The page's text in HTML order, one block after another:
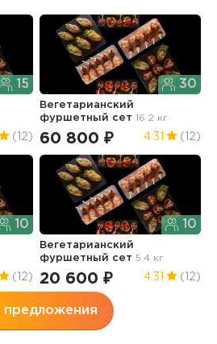
15
(12)
30
Вегетарианский
фуршетный сет16.2 кг
60 800 ₽ 4.31 (12)
10
(12)
10
Вегетарианский
фуршетный сет5.4 кг
20 600 ₽ 4.31 (12)
предложения